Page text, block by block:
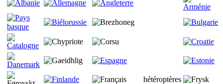
hétéroptères